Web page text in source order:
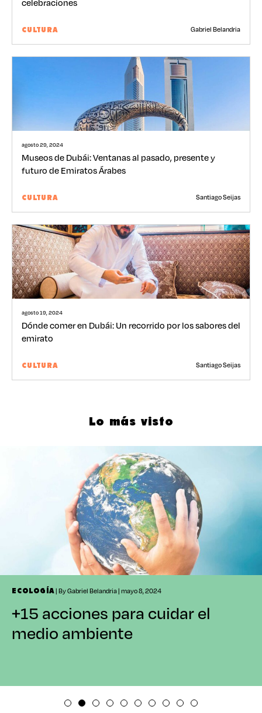
celebraciones
CULTURA Gabriel Belandria
agosto 29, 2024
Museos de Dubái: Ventanas al pasado, presente y
futuro de Emiratos Árabes
CULTURA Santiago Seijas
agosto 19, 2024
Dónde comer en Dubái: Un recorrido por los sabores del
emirato
CULTURA Santiago Seijas
Lo más visto
ECOLOGÍA| By Gabriel Belandria | mayo 8, 2024
+15 acciones para cuidar el
medio ambiente